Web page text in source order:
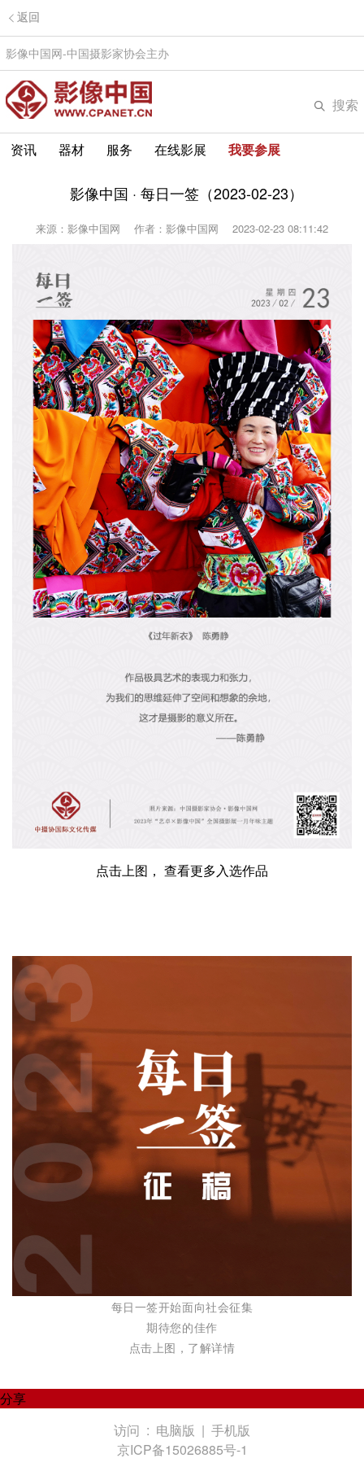
返回
影像中国网-中国摄影家协会主办
搜索
资讯 器材 服务 在线影展 我要参展
影像中国 · 每日一签（2023-02-23）
来源：影像中国网 作者：影像中国网 2023-02-23 08:11:42
点击上图， 查看更多入选作品
每日一签开始面向社会征集
期待您的佳作
点击上图，了解详情
分享
访问 : 电脑版 | 手机版
京ICP备15026885号-1